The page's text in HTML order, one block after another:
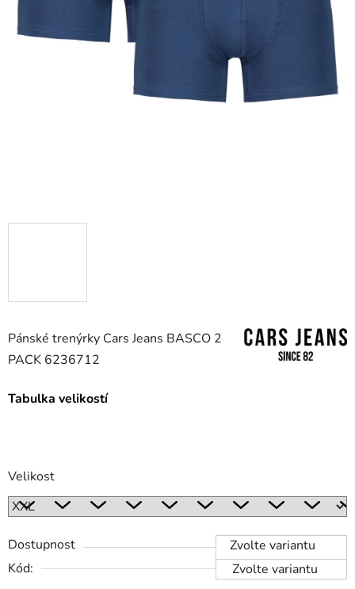
Pánské trenýrky Cars Jeans BASCO 2
PACK 6236712
Tabulka velikostí
Velikost
Dostupnost
Zvolte variantu
Kód:
Zvolte variantu